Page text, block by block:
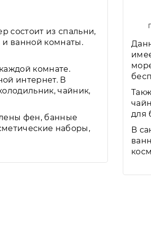
состоит из спальни,
и ванной комнаты.
комнате.
интернет. В
чайник,
фен, банные
наборы,
для
В